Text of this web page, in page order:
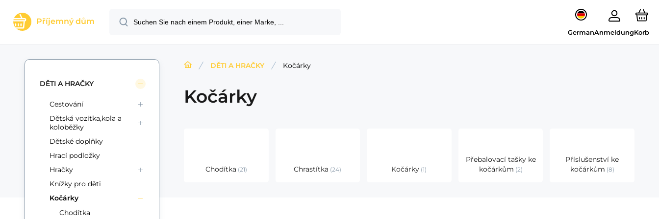
Příjemný dům
GermanAnmeldungKorb
DĚTI A HRAČKY Kočárky
Kočárky
Chodítka 21 Chrastítka 24 Kočárky 1
Přebalovací tašky ke
kočárkům 2
Příslušenství ke
kočárkům 8
DĚTI A HRAČKY
Cestování
Dětská vozítka,kola a
koloběžky
Dětské doplňky
Hrací podložky
Hračky
Knížky pro děti
Kočárky
Chodítka